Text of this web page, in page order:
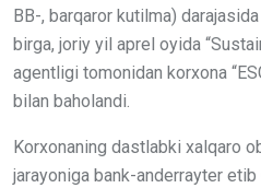
BB-, barqaror kutilma)
birga, joriy yil aprel oyida
agentligi tomonidan korxona
bilan baholandi.
Korxonaning dastlabki xalqaro
jarayoniga bank-anderrayter etib